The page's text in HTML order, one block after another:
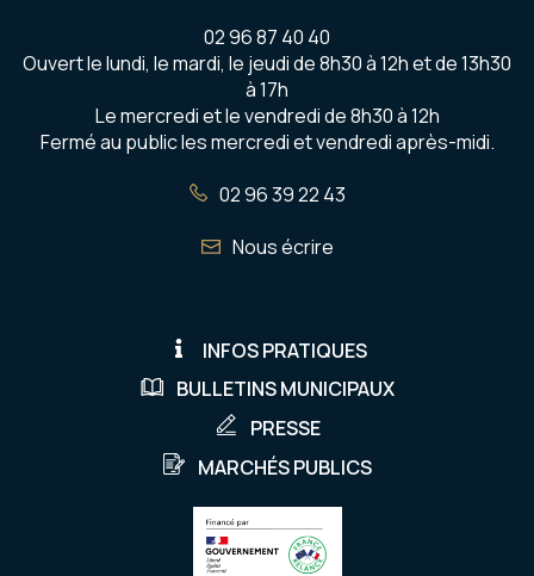
02 96 87 40 40
Ouvert le lundi, le mardi, le jeudi de 8h30 à 12h et de 13h30
à 17h
Le mercredi et le vendredi de 8h30 à 12h
Fermé au public les mercredi et vendredi après-midi.
02 96 39 22 43
Nous écrire
INFOS PRATIQUES
BULLETINS MUNICIPAUX
PRESSE
MARCHÉS PUBLICS